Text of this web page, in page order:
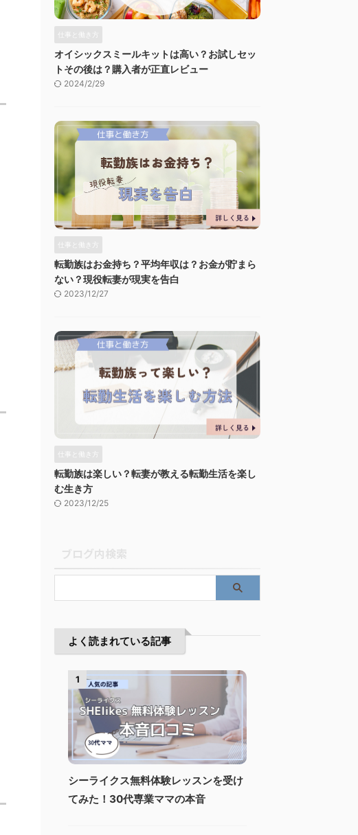
仕事と働き方
オイシックスミールキットは高い？お試しセッ
トその後は？購入者が正直レビュー
2024/2/29
仕事と働き方
転勤族はお金持ち？平均年収は？お金が貯まら
ない？現役転妻が現実を告白
2023/12/27
仕事と働き方
転勤族は楽しい？転妻が教える転勤生活を楽し
む生き方
2023/12/25
よく読まれている記事
1
シーライクス無料体験レッスンを受け
てみた！30代専業ママの本音